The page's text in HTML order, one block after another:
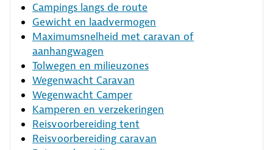
Campings langs de route
Gewicht en laadvermogen
Maximumsnelheid met caravan of
aanhangwagen
Tolwegen en milieuzones
Wegenwacht Caravan
Wegenwacht Camper
Kamperen en verzekeringen
Reisvoorbereiding tent
Reisvoorbereiding caravan